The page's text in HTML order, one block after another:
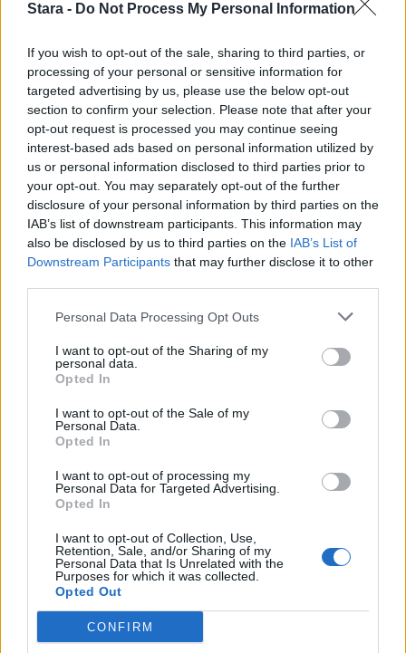
Stara - Do Not Process My Personal Information
If you wish to opt-out of the sale, sharing to third parties, or
processing of your personal or sensitive information for
targeted advertising by us, please use the below opt-out
section to confirm your selection. Please note that after your
opt-out request is processed you may continue seeing
interest-based ads based on personal information utilized by
us or personal information disclosed to third parties prior to
your opt-out. You may separately opt-out of the further
disclosure of your personal information by third parties on the
IAB’s list of downstream participants. This information may
also be disclosed by us to third parties on the IAB’s List of
Downstream Participants that may further disclose it to other
Personal Data Processing Opt Outs
I want to opt-out of the Sharing of my
personal data.
Opted In
I want to opt-out of the Sale of my
Personal Data.
Opted In
I want to opt-out of processing my
Personal Data for Targeted Advertising.
Opted In
I want to opt-out of Collection, Use,
Retention, Sale, and/or Sharing of my
Personal Data that Is Unrelated with the
Purposes for which it was collected.
Opted Out
CONFIRM
Jessica Alban ex-mies Cash Warren vietti
tiistaina iltaa uuden ihastuksensa
Info
Lähetä uutisvinkki
RSS-ohje
Yhteistyössä
Tyyliniekka
Lifestyle
Matkailu
Viihde
Autot
Digi
Some
YouTube
Facebook
Twitter